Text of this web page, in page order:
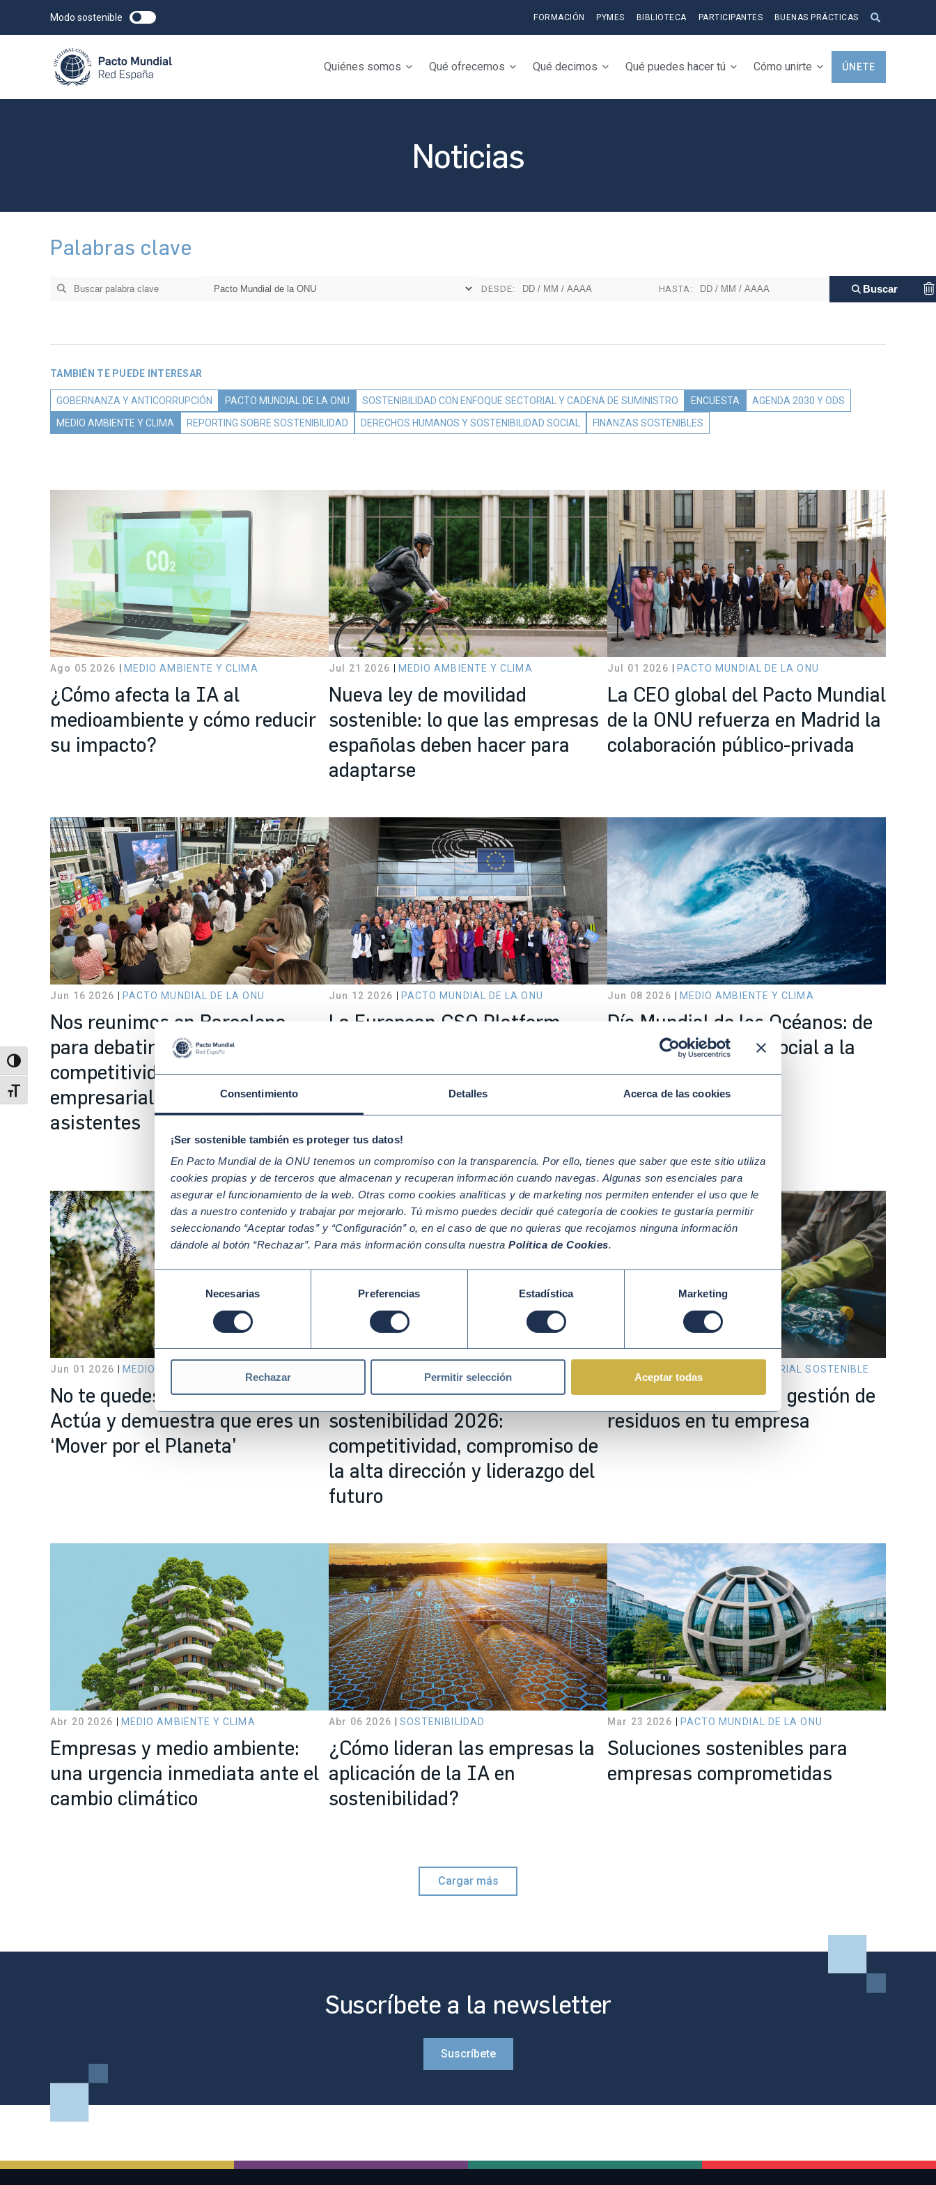
Consentimiento Detalles Acerca de las cookies
¡Ser sostenible también es proteger tus datos!
En Pacto Mundial de la ONU tenemos un compromiso con la transparencia. Por ello, tienes que saber que este sitio utiliza
cookies propias y de terceros que almacenan y recuperan información cuando navegas. Algunas son esenciales para
asegurar el funcionamiento de la web. Otras como cookies analíticas y de marketing nos permiten entender el uso que le
das a nuestro contenido y trabajar por mejorarlo. Tú mismo puedes decidir qué categoría de cookies te gustaría permitir
seleccionando “Aceptar todas” y “Configuración” o, en el caso de que no quieras que recojamos ninguna información
dándole al botón “Rechazar”. Para más información consulta nuestra Política de Cookies.
Selección
de
consentimiento
Necesarias Preferencias Estadística Marketing
Rechazar Permitir selección Aceptar todas
Alternar alto contraste
Alternar tamaño de letra
Modo sostenible FORMACIÓN PYMES BIBLIOTECA PARTICIPANTES BUENAS PRÁCTICAS
Quiénes somos Qué ofrecemos Qué decimos Qué puedes hacer tú Cómo unirte ÚNETE
Noticias
Palabras clave
DESDE: HASTA:
TAMBIÉN TE PUEDE INTERESAR
GOBERNANZA Y ANTICORRUPCIÓN PACTO MUNDIAL DE LA ONU SOSTENIBILIDAD CON ENFOQUE SECTORIAL Y CADENA DE SUMINISTRO ENCUESTA
AGENDA 2030 Y ODS
MEDIO AMBIENTE Y CLIMA
REPORTING SOBRE SOSTENIBILIDAD DERECHOS HUMANOS Y SOSTENIBILIDAD SOCIAL FINANZAS SOSTENIBLES
Ago 05 2026 MEDIO AMBIENTE Y CLIMA
¿Cómo afecta la IA al
medioambiente y cómo reducir
su impacto?
Jul 21 2026 MEDIO AMBIENTE Y CLIMA
Nueva ley de movilidad
sostenible: lo que las empresas
españolas deben hacer para
adaptarse
Jul 01 2026 PACTO MUNDIAL DE LA ONU
La CEO global del Pacto Mundial
de la ONU refuerza en Madrid la
colaboración público-privada
Jun 16 2026 PACTO MUNDIAL DE LA ONU
Nos reunimos en Barcelona
para debatir sobre
competitividad y sostenibilidad
empresarial con casi 200
asistentes
Jun 12 2026 PACTO MUNDIAL DE LA ONU
La European CSO Platform
sostenibilidad como motor de la
competitividad y resiliencia
europea
Jun 08 2026 MEDIO AMBIENTE Y CLIMA
Día Mundial de los Océanos: de
la responsabilidad social a la
acción empresarial
Jun 01 2026 MEDIO AMBIENTE Y CLIMA
No te quedes en escuchar.
Actúa y demuestra que eres un
‘Mover por el Planeta’
Así vivimos Movers de la
sostenibilidad 2026:
competitividad, compromiso de
la alta dirección y liderazgo del
futuro
GESTIÓN EMPRESARIAL SOSTENIBLE
Cómo rentabilizar la gestión de
residuos en tu empresa
Abr 20 2026 MEDIO AMBIENTE Y CLIMA
Empresas y medio ambiente:
una urgencia inmediata ante el
cambio climático
Abr 06 2026 SOSTENIBILIDAD
¿Cómo lideran las empresas la
aplicación de la IA en
sostenibilidad?
Mar 23 2026 PACTO MUNDIAL DE LA ONU
Soluciones sostenibles para
empresas comprometidas
Cargar más
Suscríbete a la newsletter
Suscríbete